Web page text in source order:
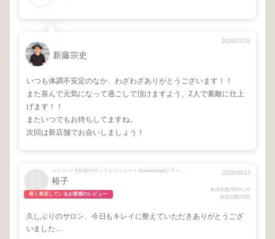
新藤宗史
2026/07/19
いつも体調不安定のなか、わざわざありがとうございます！！
また喜んで元気になって過ごしで頂けますよう、2人で素敵に仕上
げます！！
またいつでもお待ちしてますね。
次回は新店舗でお会いしましょう！
メニュー/ 予約受付サンプルメニュー + Schwarzkopfクア + カット + カット＋カラー + Scalp spa 【+ TR 】 + full standard
裕子
長く来店しているお客様のレビュー
2026/05/13
来店年数/3年9ヶ月
来店回数/10回
久しぶりのサロン、今日もキレイに整えていただきありがとうござ
いました…